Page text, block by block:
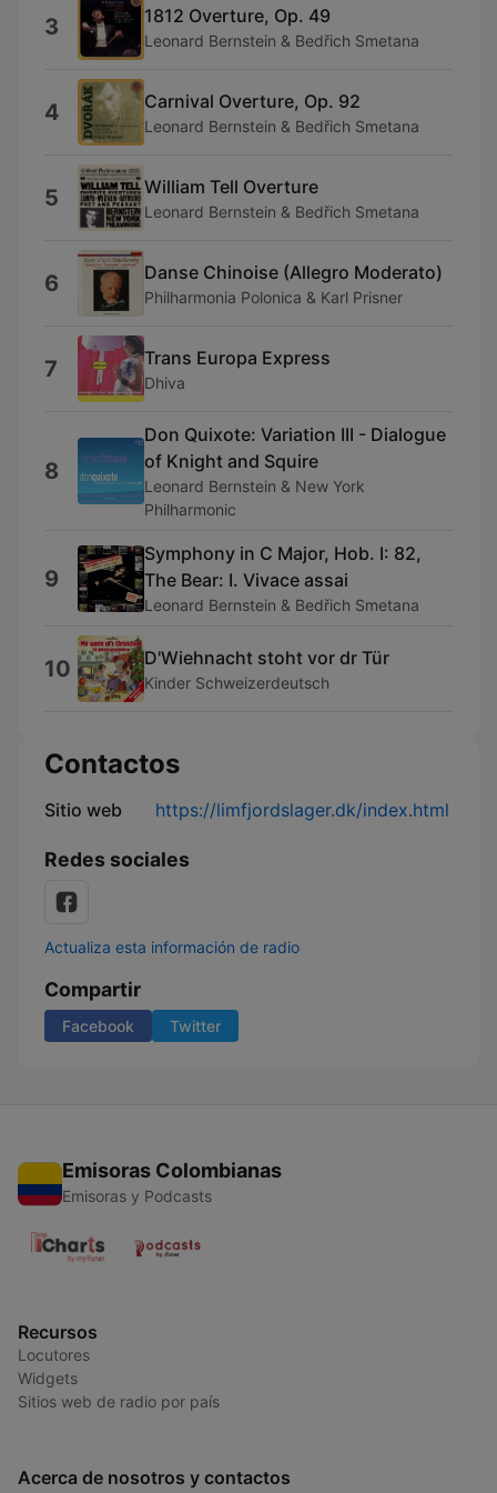
3 1812 Overture, Op. 49
Leonard Bernstein & Bedřich Smetana
4 Carnival Overture, Op. 92
Leonard Bernstein & Bedřich Smetana
5 William Tell Overture
Leonard Bernstein & Bedřich Smetana
6 Danse Chinoise (Allegro Moderato)
Philharmonia Polonica & Karl Prisner
7 Trans Europa Express
Dhiva
8
Don Quixote: Variation III - Dialogue
of Knight and Squire
Leonard Bernstein & New York
Philharmonic
9
Symphony in C Major, Hob. I: 82,
The Bear: I. Vivace assai
Leonard Bernstein & Bedřich Smetana
10 D'Wiehnacht stoht vor dr Tür
Kinder Schweizerdeutsch
Contactos
Sitio web https://limfjordslager.dk/index.html
Redes sociales
Actualiza esta información de radio
Compartir
Facebook Twitter
Emisoras Colombianas
Emisoras y Podcasts
Recursos
Locutores
Widgets
Sitios web de radio por país
Acerca de nosotros y contactos